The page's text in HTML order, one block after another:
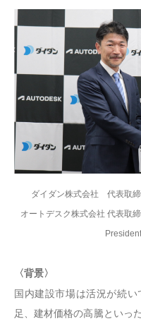
ダイダン株式会社 代表取
オートデスク株式会社 代表取
〈背景〉
国内建設市場は活況が続
足、建材価格の高騰といっ